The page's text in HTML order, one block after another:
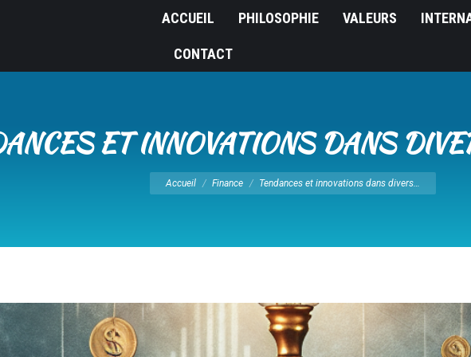
ACCUEIL PHILOSOPHIE VALEURS
CONTACT
ET INNOVATIONS DANS
Vous êtes ici :
Accueil Finance Tendances et innovations dans divers…